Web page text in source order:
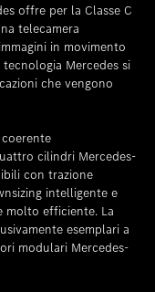
offre per la Classe C
telecamera
in movimento
Mercedes si
che vengono
cilindri Mercedes-
con trazione
intelligente e
molto efficiente. La
esemplari a
modulari Mercedes-